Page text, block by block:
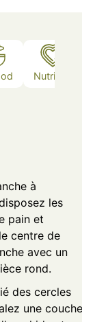
Nutrition
à
les
pain et
centre de
avec un
rond.
des cercles
une couche